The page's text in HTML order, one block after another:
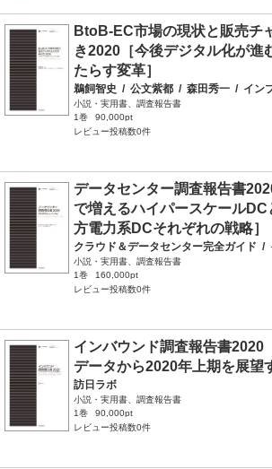
BtoB-EC市場の現状と販売チ
き2020［今後デジタル化が進
たらす変革］
鵜飼智史 / 公文紫都 / 森田秀一 / イン
小説・実用書、調査報告書
1巻
90,000pt
レビュー投稿数0件
データセンター調査報告書
で増えるハイパースケール
方電力系DCそれぞれの戦略］
クラウド＆データセンター完全ガイド /
小説・実用書、調査報告書
1巻
160,000pt
レビュー投稿数0件
インバウンド調査報告書2020
データから2020年上期を展望
訪日ラボ
小説・実用書、調査報告書
1巻
90,000pt
レビュー投稿数0件